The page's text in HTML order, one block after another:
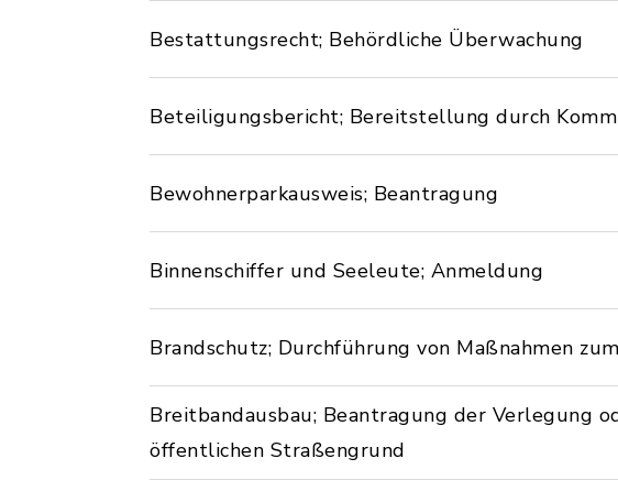
Bestattungsrecht; Behördliche Überwachung
Beteiligungsbericht; Bereitstellung durch
Bewohnerparkausweis; Beantragung
Binnenschiffer und Seeleute; Anmeldung
Brandschutz; Durchführung von Maßnahmen
Breitbandausbau; Beantragung der Verlegung
öffentlichen Straßengrund